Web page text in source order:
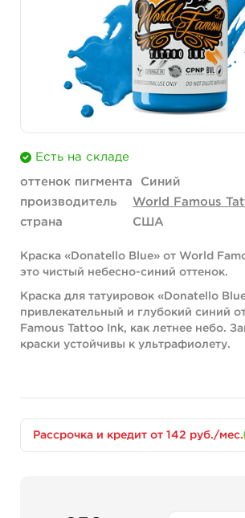
Есть на складе
оттенок пигмента
Синий
производитель
World Famous
страна
США
Краска «Donatello Blue» от World
это чистый небесно-синий оттенок.
Краска для татуировок «Donatello
привлекательный и глубокий синий
Famous Tattoo Ink, как летнее небо.
краски устойчивы к ультрафиолету.
Famous Tattoo Ink – это насыщенный
голубой небесный оттенок. Краска
чистотой своего цвета, практически
себе белых пигментов.
Рассрочка и кредит от 142 руб./мес.